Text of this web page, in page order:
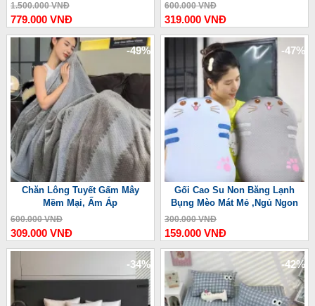
1.500.000 VNĐ
779.000 VNĐ
600.000 VNĐ
319.000 VNĐ
-49%
Chăn Lông Tuyết Gấm Mây
Mềm Mại, Ấm Áp
600.000 VNĐ
309.000 VNĐ
-47%
Gối Cao Su Non Băng Lạnh
Bụng Mèo Mát Mẻ ,Ngủ Ngon
300.000 VNĐ
159.000 VNĐ
-34% -42%